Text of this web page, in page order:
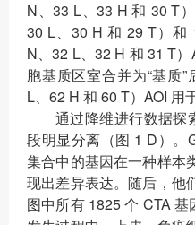
N、33 L、33 H 和 30 T
30 L、30 H 和 29 T）和
N、32 L、32 H 和 31 T
胞基质区室合并为“基质
L、62 H 和 60 T）AOI 用
通过降维进行数据探
段明显分离（图 1 D）。
集合中的基因在一种样本
现出差异表达。随后，他
图中所有 1825 个 CTA